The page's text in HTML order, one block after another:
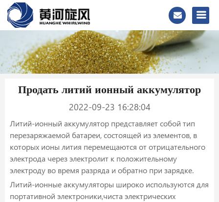
Продать литий ионный аккумулятор
2022-09-23 16:28:04
Литий-ионный аккумулятор представляет собой тип
перезаряжаемой батареи, состоящей из элементов, в
которых ионы лития перемещаются от отрицательного
электрода через электролит к положительному
электроду во время разряда и обратно при зарядке.
Литий-ионные аккумуляторы широко используются для
портативной электроники,чиста электрических